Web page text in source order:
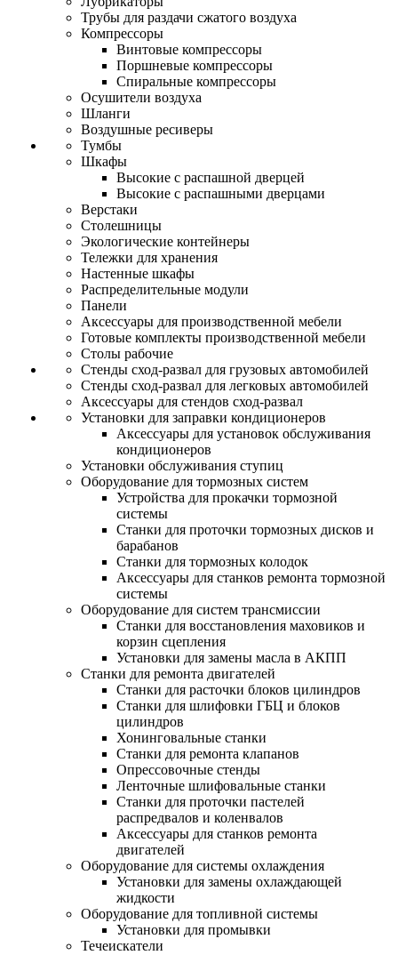
Трубы для раздачи сжатого воздуха
Компрессоры
Винтовые компрессоры
Поршневые компрессоры
Спиральные компрессоры
Осушители воздуха
Шланги
Воздушные ресиверы
Тумбы
Шкафы
Высокие с распашной дверцей
Высокие с распашными дверцами
Верстаки
Столешницы
Экологические контейнеры
Тележки для хранения
Настенные шкафы
Распределительные модули
Панели
Аксессуары для производственной мебели
Готовые комплекты производственной мебели
Столы рабочие
Стенды сход-развал для грузовых автомобилей
Стенды сход-развал для легковых автомобилей
Аксессуары для стендов сход-развал
Установки для заправки кондиционеров
Аксессуары для установок обслуживания
кондиционеров
Установки обслуживания ступиц
Оборудование для тормозных систем
Устройства для прокачки тормозной
системы
Станки для проточки тормозных дисков и
барабанов
Станки для тормозных колодок
Аксессуары для станков ремонта тормозной
системы
Оборудование для систем трансмиссии
Станки для восстановления маховиков и
корзин сцепления
Установки для замены масла в АКПП
Станки для ремонта двигателей
Станки для расточки блоков цилиндров
Станки для шлифовки ГБЦ и блоков
цилиндров
Хонинговальные станки
Станки для ремонта клапанов
Опрессовочные стенды
Ленточные шлифовальные станки
Станки для проточки пастелей
распредвалов и коленвалов
Аксессуары для станков ремонта
двигателей
Оборудование для системы охлаждения
Установки для замены охлаждающей
жидкости
Оборудование для топливной системы
Установки для промывки
Течеискатели